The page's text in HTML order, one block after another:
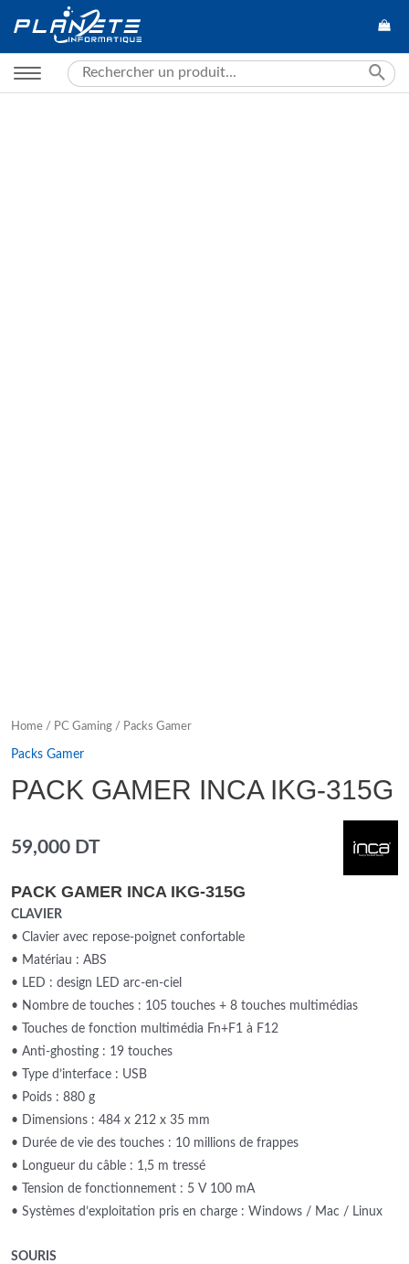
Search
for:
Home / PC Gaming / Packs Gamer
Packs Gamer
PACK GAMER INCA IKG-315G
59,000 DT
PACK GAMER INCA IKG-315G
CLAVIER
• Clavier avec repose-poignet confortable
• Matériau : ABS
• LED : design LED arc-en-ciel
• Nombre de touches : 105 touches + 8 touches multimédias
• Touches de fonction multimédia Fn+F1 à F12
• Anti-ghosting : 19 touches
• Type d’interface : USB
• Poids : 880 g
• Dimensions : 484 x 212 x 35 mm
• Durée de vie des touches : 10 millions de frappes
• Longueur du câble : 1,5 m tressé
• Tension de fonctionnement : 5 V 100 mA
• Systèmes d’exploitation pris en charge : Windows / Mac / Linux
SOURIS